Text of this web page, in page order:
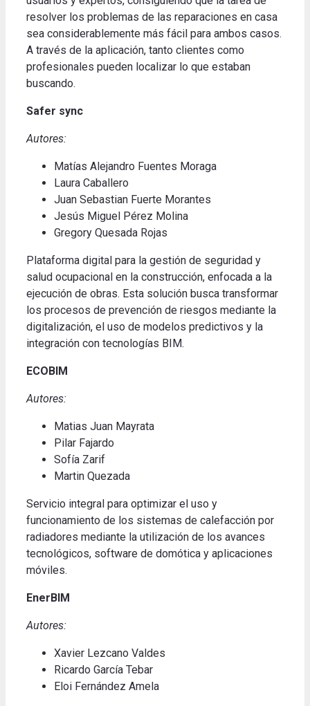
resolver los problemas de las reparaciones en casa
sea considerablemente más fácil para ambos casos.
A través de la aplicación, tanto clientes como
profesionales pueden localizar lo que estaban
buscando.
Safer sync
Autores:
Matías Alejandro Fuentes Moraga
Laura Caballero
Juan Sebastian Fuerte Morantes
Jesús Miguel Pérez Molina
Gregory Quesada Rojas
Plataforma digital para la gestión de seguridad y
salud ocupacional en la construcción, enfocada a la
ejecución de obras. Esta solución busca transformar
los procesos de prevención de riesgos mediante la
digitalización, el uso de modelos predictivos y la
integración con tecnologías BIM.
ECOBIM
Autores:
Matias Juan Mayrata
Pilar Fajardo
Sofía Zarif
Martin Quezada
Servicio integral para optimizar el uso y
funcionamiento de los sistemas de calefacción por
radiadores mediante la utilización de los avances
tecnológicos, software de domótica y aplicaciones
móviles.
EnerBIM
Autores:
Xavier Lezcano Valdes
Ricardo García Tebar
Eloi Fernández Amela